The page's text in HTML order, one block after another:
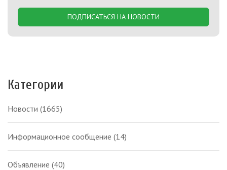
ПОДПИСАТЬСЯ НА НОВОСТИ
Категории
Новости (1665)
Информационное сообщение (14)
Объявление (40)